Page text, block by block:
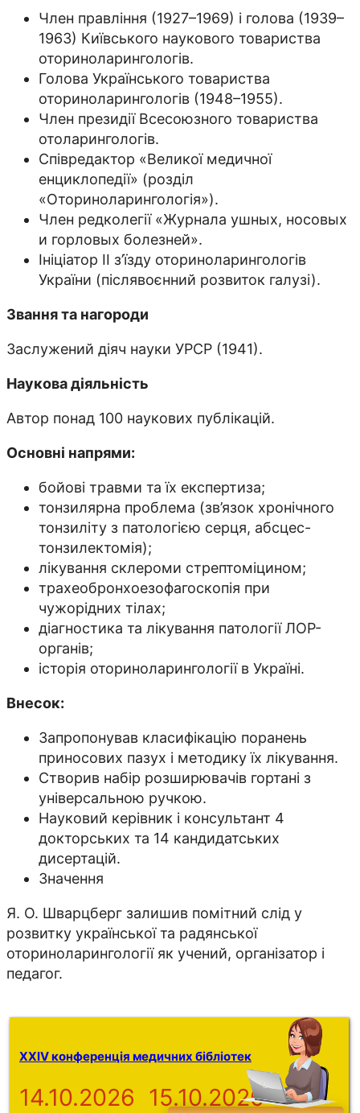
Член правління (1927–1969) і голова (1939–
1963) Київського наукового товариства
оториноларингологів.
Голова Українського товариства
оториноларингологів (1948–1955).
Член президії Всесоюзного товариства
отоларингологів.
Співредактор «Великої медичної
енциклопедії» (розділ
«Оториноларингологія»).
Член редколегії «Журнала ушных, носовых
и горловых болезней».
Ініціатор ІІ з’їзду оториноларингологів
України (післявоєнний розвиток галузі).
Звання та нагороди
Заслужений діяч науки УРСР (1941).
Наукова діяльність
Автор понад 100 наукових публікацій.
Основні напрями:
бойові травми та їх експертиза;
тонзилярна проблема (зв’язок хронічного
тонзиліту з патологією серця, абсцес-
тонзилектомія);
лікування склероми стрептоміцином;
трахеобронхоезофагоскопія при
чужорідних тілах;
діагностика та лікування патології ЛОР-
органів;
історія оториноларингології в Україні.
Внесок:
Запропонував класифікацію поранень
приносових пазух і методику їх лікування.
Створив набір розширювачів гортані з
універсальною ручкою.
Науковий керівник і консультант 4
докторських та 14 кандидатських
дисертацій.
Значення
Я. О. Шварцберг залишив помітний слід у
розвитку української та радянської
оториноларингології як учений, організатор і
педагог.
XXIV конференція медичних бібліотек
14.10.2026 15.10.2026